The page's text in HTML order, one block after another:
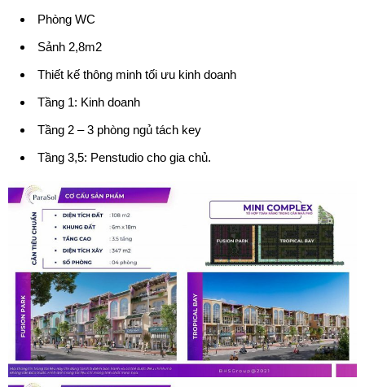
Phòng WC
Sảnh 2,8m2
Thiết kế thông minh tối ưu kinh doanh
Tầng 1: Kinh doanh
Tầng 2 – 3 phòng ngủ tách key
Tầng 3,5: Penstudio cho gia chủ.